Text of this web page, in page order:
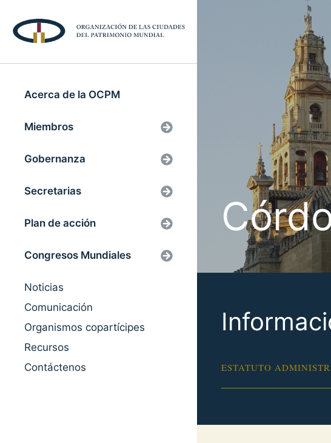
Acerca de la OCPM
Miembros
Gobernanza
Secretarias
Plan de acción
Congresos Mundiales
Noticias
Comunicación
Organismos copartícipes
Recursos
Contáctenos
ESTATUTO